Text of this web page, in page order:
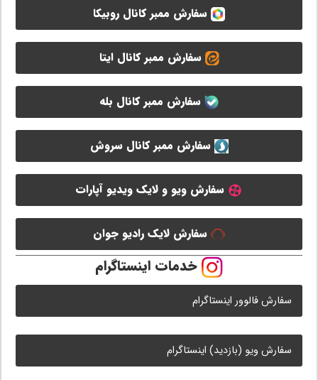
سفارش ممبر کانال روبیکا
سفارش ممبر کانال ایتا
سفارش ممبر کانال بله
سفارش ممبر کانال سروش
سفارش ویو و لایک ویدیو آپارات
سفارش لایک رادیو جوان
خدمات اینستاگرام
سفارش فالوور اینستاگرام
سفارش ویو (بازدید) اینستاگرام